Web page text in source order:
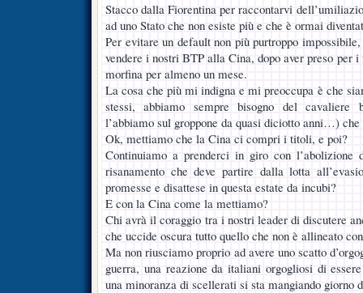
Stacco dalla Fiorentina per raccontarvi
ad uno Stato che non esiste più e che è ormai
Per evitare un default non più purtroppo
vendere i nostri BTP alla Cina, dopo aver preso per
morfina per almeno un mese.
La cosa che più mi indigna e mi preoccupa è che
stessi, abbiamo sempre bisogno del cavaliere
l’abbiamo sul groppone da quasi diciotto anni…)
Ok, mettiamo che la Cina ci compri i titoli, e poi?
Continuiamo a prenderci in giro con
risanamento che deve partire dalla lotta
promesse e disattese in questa estate da incubi?
E con la Cina come la mettiamo?
Chi avrà il coraggio tra i nostri leader di discutere
che uccide oscura tutto quello che non è allineato
Ma non riusciamo proprio ad avere uno scatto
guerra, una reazione da italiani orgogliosi di
una minoranza di scellerati si sta mangiando giorno